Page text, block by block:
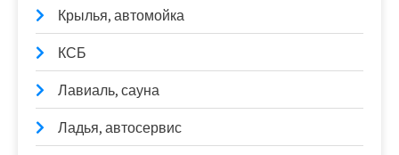
Крылья, автомойка
КСБ
Лавиаль, сауна
Ладья, автосервис